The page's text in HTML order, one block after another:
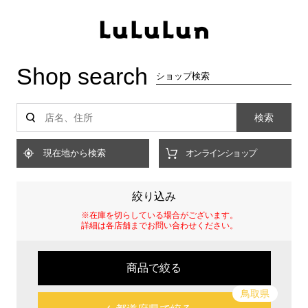
Shop search ショップ検索
検索
現在地から検索 オンラインショップ
絞り込み
※在庫を切らしている場合がございます。
詳細は各店舗までお問い合わせください。
商品で絞る
鳥取県